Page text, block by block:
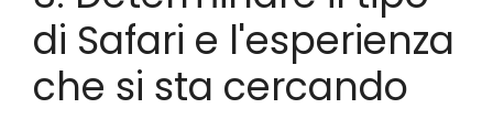
di Safari e l'esperienza
che si sta cercando